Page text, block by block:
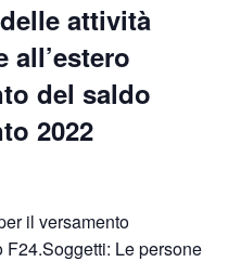
attività
all’estero
del saldo
2022
il versamento
F24.Soggetti: Le persone